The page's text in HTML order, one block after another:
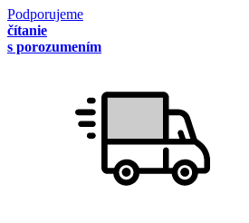
Podporujeme
čítanie
s porozumením